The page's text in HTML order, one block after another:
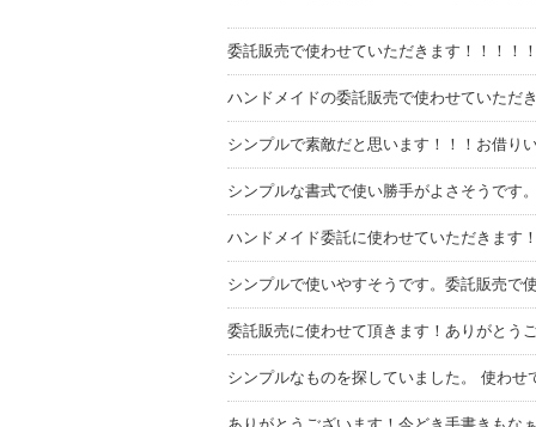
委託販売で使わせていただきます！！！！
ハンドメイドの委託販売で使わせていただ
シンプルで素敵だと思います！！！お借り
シンプルな書式で使い勝手がよさそうです
ハンドメイド委託に使わせていただきます
シンプルで使いやすそうです。委託販売で
委託販売に使わせて頂きます！ありがとう
シンプルなものを探していました。 使わせ